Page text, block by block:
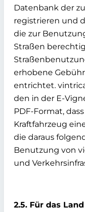
Datenbank der
registrieren und
die zur
Straßen
erhobene
entrichtet.
den in der E-
PDF-Format,
Kraftfahrzeug
die daraus
Benutzung von
und
2.5. Für das